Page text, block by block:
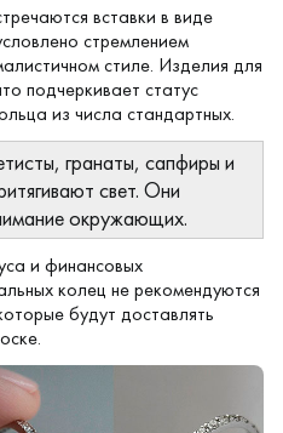
вставки в виде
стремлением
стиле. Изделия для
подчеркивает статус
из числа стандартных.
гранаты, сапфиры и
свет. Они
окружающих.
и финансовых
колец не рекомендуются
будут доставлять